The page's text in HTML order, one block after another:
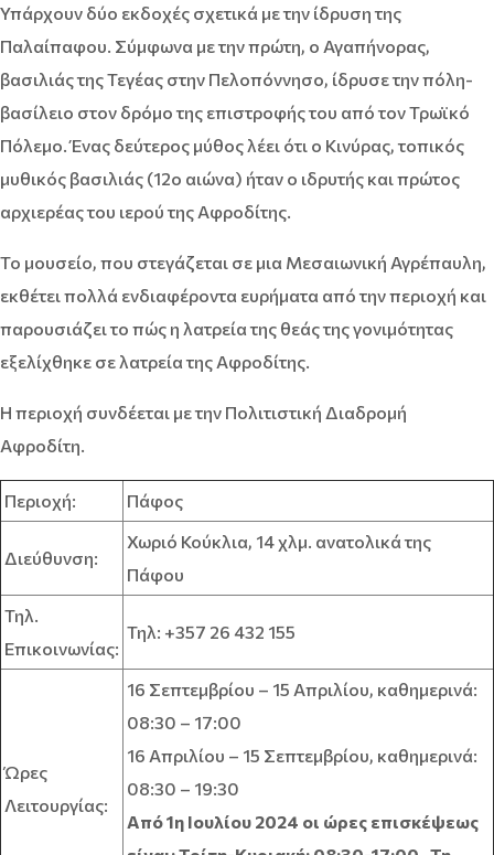
Υπάρχουν δύο εκδοχές σχετικά με την ίδρυση της
Παλαίπαφου. Σύμφωνα με την πρώτη, ο Αγαπήνορας,
βασιλιάς της Τεγέας στην Πελοπόννησο, ίδρυσε την πόλη-
βασίλειο στον δρόμο της επιστροφής του από τον Τρωϊκό
Πόλεμο. Ένας δεύτερος μύθος λέει ότι ο Κινύρας, τοπικός
μυθικός βασιλιάς (12ο αιώνα) ήταν ο ιδρυτής και πρώτος
αρχιερέας του ιερού της Αφροδίτης.
Το μουσείο, που στεγάζεται σε μια Μεσαιωνική Αγρέπαυλη,
εκθέτει πολλά ενδιαφέροντα ευρήματα από την περιοχή και
παρουσιάζει το πώς η λατρεία της θεάς της γονιμότητας
εξελίχθηκε σε λατρεία της Αφροδίτης.
Η περιοχή συνδέεται με την Πολιτιστική Διαδρομή
Αφροδίτη.
Περιοχή: Πάφος
Διεύθυνση:
Χωριό Κούκλια, 14 χλμ. ανατολικά της
Πάφου
Τηλ.
Επικοινωνίας:
Τηλ: +357 26 432 155
Ώρες
Λειτουργίας:
16 Σεπτεμβρίου – 15 Απριλίου, καθημερινά:
08:30 – 17:00
16 Απριλίου – 15 Σεπτεμβρίου, καθημερινά:
08:30 – 19:30
Από 1η Ιουλίου 2024 οι ώρες επισκέψεως